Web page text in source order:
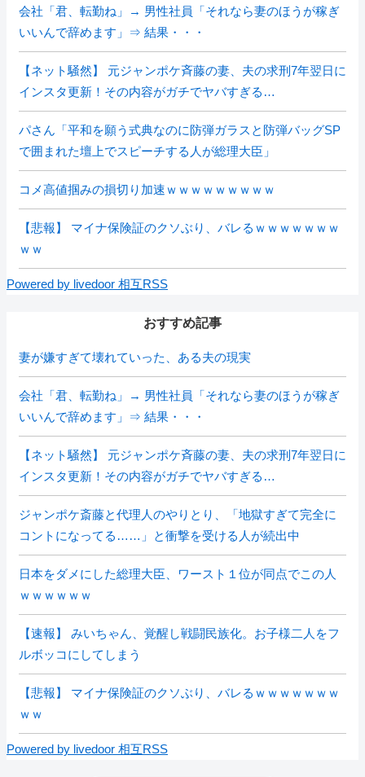
会社「君、転勤ね」→ 男性社員「それなら妻のほうが稼ぎ
いいんで辞めます」⇒ 結果・・・
【ネット騒然】 元ジャンポケ斉藤の妻、夫の求刑7年翌日に
インスタ更新！その内容がガチでヤバすぎる…
パさん「平和を願う式典なのに防弾ガラスと防弾バッグSP
で囲まれた壇上でスピーチする人が総理大臣」
コメ高値掴みの損切り加速ｗｗｗｗｗｗｗｗｗ
【悲報】 マイナ保険証のクソぶり、バレるｗｗｗｗｗｗｗ
ｗｗ
Powered by livedoor 相互RSS
おすすめ記事
妻が嫌すぎて壊れていった、ある夫の現実
会社「君、転勤ね」→ 男性社員「それなら妻のほうが稼ぎ
いいんで辞めます」⇒ 結果・・・
【ネット騒然】 元ジャンポケ斉藤の妻、夫の求刑7年翌日に
インスタ更新！その内容がガチでヤバすぎる…
ジャンポケ斎藤と代理人のやりとり、「地獄すぎて完全に
コントになってる……」と衝撃を受ける人が続出中
日本をダメにした総理大臣、ワースト１位が同点でこの人
ｗｗｗｗｗｗ
【速報】 みいちゃん、覚醒し戦闘民族化。お子様二人をフ
ルボッコにしてしまう
【悲報】 マイナ保険証のクソぶり、バレるｗｗｗｗｗｗｗ
ｗｗ
Powered by livedoor 相互RSS